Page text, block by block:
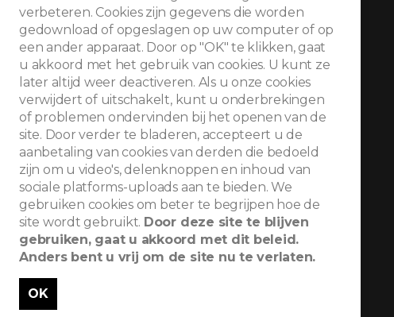
verbeteren. Cookies zijn gegevens die worden
gedownload of opgeslagen op uw computer of op
een ander apparaat. Door op "OK" te klikken, gaat
u akkoord met het gebruik van cookies. U kunt ze
later altijd weer deactiveren. Als u onze cookies
verwijdert of uitschakelt, kunt u onderbrekingen
of problemen ondervinden bij het openen van de
site. Door verder te bladeren, accepteert u de
aanbetaling van cookies van derden die bedoeld
zijn om u video's, delenknoppen en inhoud van
sociale platforms-uploads aan te bieden. We
gebruiken cookies om beter te begrijpen hoe de
site wordt gebruikt. Door deze site te blijven
gebruiken, gaat u akkoord met dit beleid.
Anders bent u vrij om de site nu te verlaten.
OK